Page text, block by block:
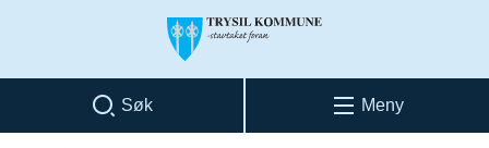
Trysil kommune
Søk Meny